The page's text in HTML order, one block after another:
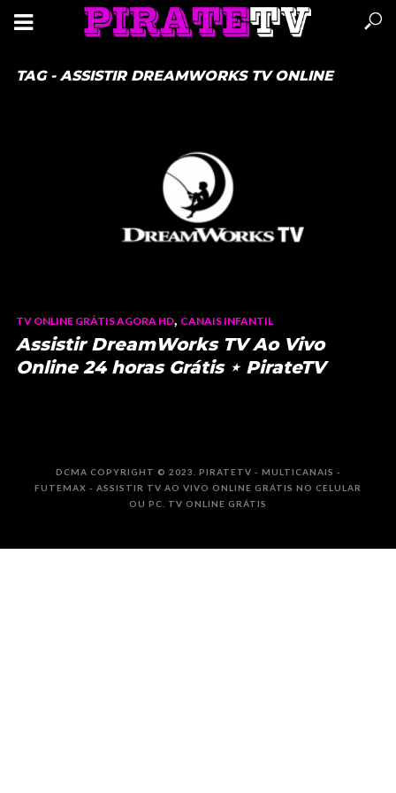
TAG - ASSISTIR DREAMWORKS TV ONLINE
TV ONLINE GRÁTIS AGORA HD, CANAIS INFANTIL
Assistir DreamWorks TV Ao Vivo
Online 24 horas Grátis ⋆ PirateTV
DCMA COPYRIGHT © 2023. PIRATETV - MULTICANAIS -
FUTEMAX - ASSISTIR TV AO VIVO ONLINE GRÁTIS NO CELULAR
OU PC. TV ONLINE GRÁTIS